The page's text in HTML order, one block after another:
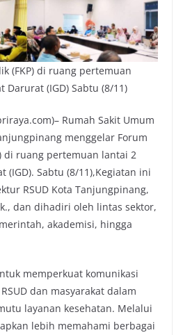
(FKP) di ruang pertemuan
Darurat (IGD) Sabtu (8/11)
Rumah Sakit Umum
menggelar Forum
di ruang pertemuan lantai 2
(IGD). Sabtu (8/11),Kegiatan ini
RSUD Kota Tanjungpinang,
dan dihadiri oleh lintas sektor,
akademisi, hingga
memperkuat komunikasi
dan masyarakat dalam
layanan kesehatan. Melalui
lebih memahami berbagai